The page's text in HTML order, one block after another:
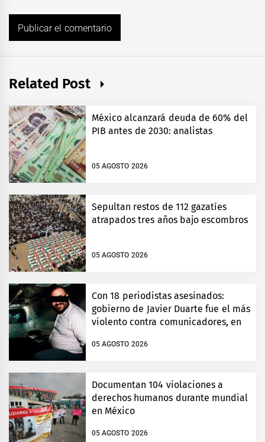
Related Post
México alcanzará deuda de 60% del
PIB antes de 2030: analistas
05 AGOSTO 2026
Sepultan restos de 112 gazatíes
atrapados tres años bajo escombros
05 AGOSTO 2026
Con 18 periodistas asesinados:
gobierno de Javier Duarte fue el más
violento contra comunicadores, en
05 AGOSTO 2026
Documentan 104 violaciones a
derechos humanos durante mundial
en México
05 AGOSTO 2026